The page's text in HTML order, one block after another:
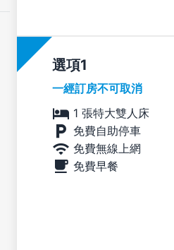
選項
一經訂房不可取消
1 張特大雙人床
免費自助停車
免費無線上網
免費早餐